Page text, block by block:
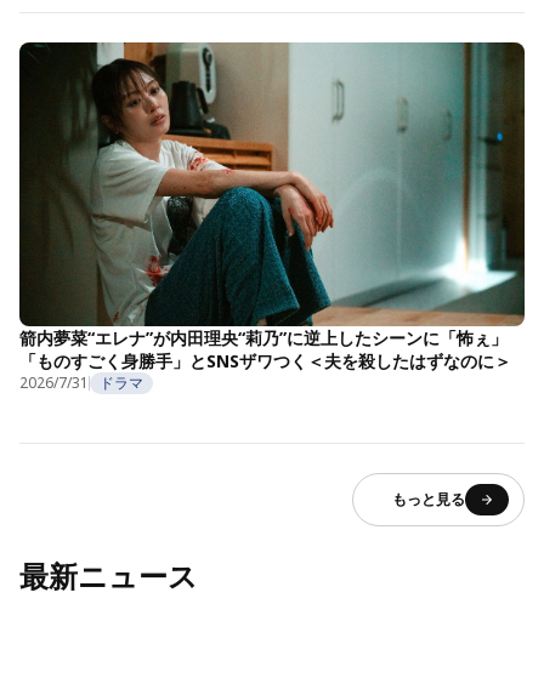
箭内夢菜“エレナ”が内田理央“莉乃”に逆上したシーンに「怖ぇ」
「ものすごく身勝手」とSNSザワつく＜夫を殺したはずなのに＞
2026/7/31 ドラマ
もっと見る
最新ニュース